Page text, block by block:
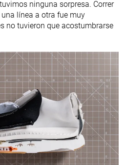
ninguna sorpresa. Correr
línea a otra fue muy
no tuvieron que acostumbrarse